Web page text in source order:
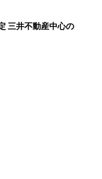
三井不動産中心の